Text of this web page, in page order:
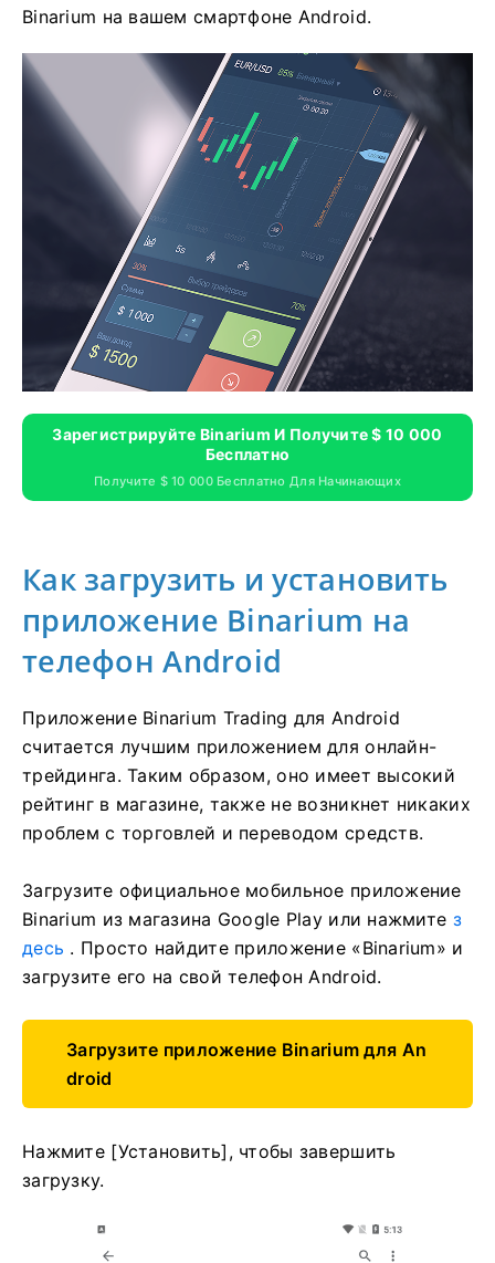
Binarium на вашем смартфоне Android.
Зарегистрируйте Binarium И Получите $ 10 000
Бесплатно
Получите $ 10 000 Бесплатно Для Начинающих
Как загрузить и установить
приложение Binarium на
телефон Android
Приложение Binarium Trading для Android
считается лучшим приложением для онлайн-
трейдинга. Таким образом, оно имеет высокий
рейтинг в магазине, также не возникнет никаких
проблем с торговлей и переводом средств.
Загрузите официальное мобильное приложение
Binarium из магазина Google Play или нажмите з
десь . Просто найдите приложение «Binarium» и
загрузите его на свой телефон Android.
Загрузите приложение Binarium для An
droid
Нажмите [Установить], чтобы завершить
загрузку.